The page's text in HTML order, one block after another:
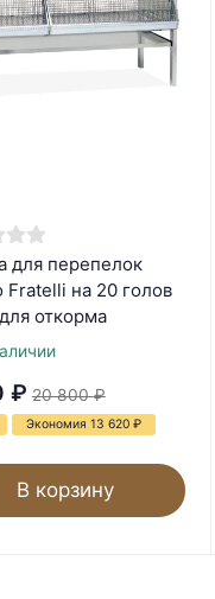
для перепелок
Fratelli на 20 голов
откорма
₽ 20 800 ₽
Экономия 13 620 ₽
В корзину